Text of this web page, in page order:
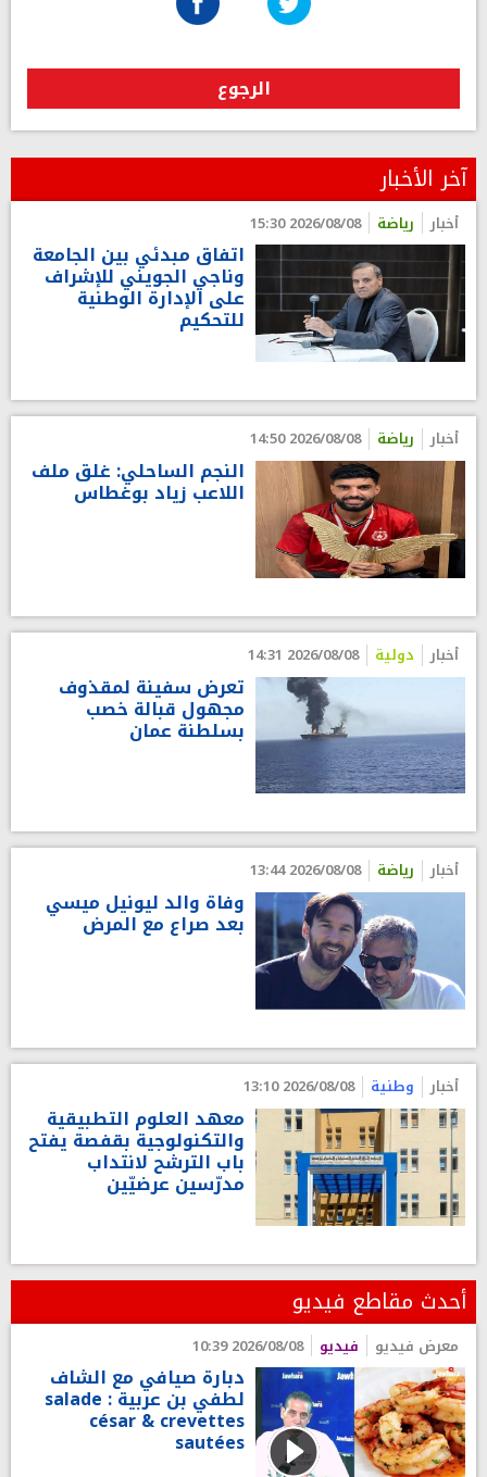
الرجوع
آخر الأخبار
أخبار رياضة 2026/08/08 15:30
اتفاق مبدئي بين الجامعة
وناجي الجويني للإشراف
على الإدارة الوطنية
للتحكيم
أخبار رياضة 2026/08/08 14:50
النجم الساحلي: غلق ملف
اللاعب زياد بوغطاس
أخبار دولية 2026/08/08 14:31
تعرض سفينة لمقذوف
مجهول قبالة خصب
بسلطنة عمان
أخبار رياضة 2026/08/08 13:44
وفاة والد ليونيل ميسي
بعد صراع مع المرض
أخبار وطنية 2026/08/08 13:10
معهد العلوم التطبيقية
والتكنولوجية بقفصة يفتح
باب الترشح لانتداب
مدرّسين عرضيّين
أحدث مقاطع فيديو
معرض فيديو فيديو 2026/08/08 10:39
دبارة صيافي مع الشاف
لطفي بن عربية : salade
césar & crevettes
sautées